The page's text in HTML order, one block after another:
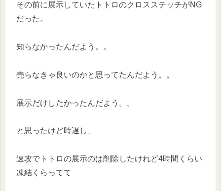
その前に展示していたトトロのクロスステッチがNG
だった。
知らなかったんだよう。。
売らなきゃ良いのかと思ってたんだよう。。
展示だけしたかったんだよう。。
と思ったけど時遅し、
速攻でトトロの展示のは削除したけれど4時間くらい
凍結くらってて